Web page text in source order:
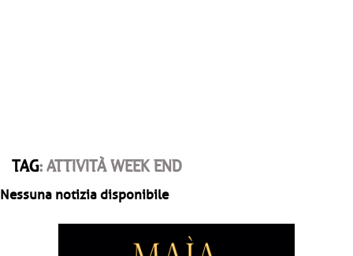
TAG: ATTIVITÀ WEEK END
Nessuna notizia disponibile